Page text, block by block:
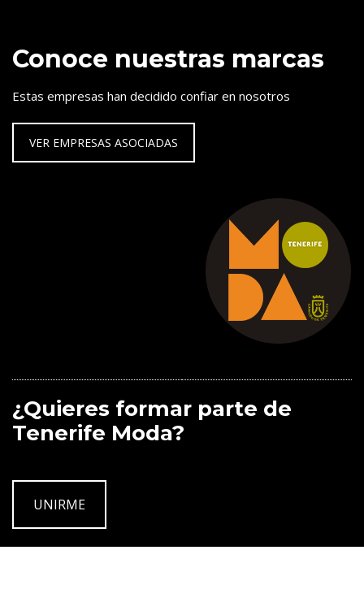
Conoce nuestras marcas
Estas empresas han decidido confiar en nosotros
VER EMPRESAS ASOCIADAS
¿Quieres formar parte de
Tenerife Moda?
UNIRME